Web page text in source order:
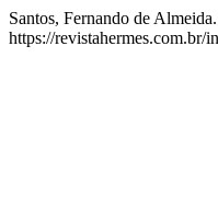
Santos, Fernando de
https://revistahermes.com.br/